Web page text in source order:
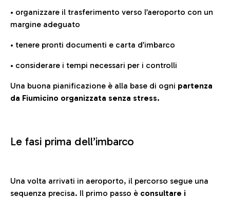
• organizzare il trasferimento verso l’aeroporto con un
margine adeguato
• tenere pronti documenti e carta d’imbarco
• considerare i tempi necessari per i controlli
Una buona pianificazione è alla base di ogni partenza
da Fiumicino organizzata senza stress.
Le fasi prima dell’imbarco
Una volta arrivati in aeroporto, il percorso segue una
sequenza precisa. Il primo passo è consultare i